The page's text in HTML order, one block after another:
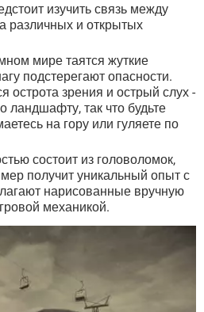
изучить связь между
различных и открытых
мире таятся жуткие
подстерегают опасности.
острота зрения и острый слух -
ландшафту, так что будьте
на гору или гуляете по
состоит из головоломок,
получит уникальный опыт с
нарисованные вручную
механикой.